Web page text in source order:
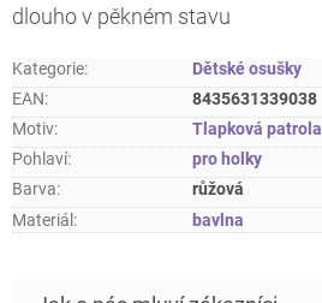
dlouho v pěkném stavu
Kategorie:
Dětské osušky
EAN:
8435631339038
Motiv:
Tlapková patrola
Pohlaví:
pro holky
Barva:
růžová
Materiál : bavlna